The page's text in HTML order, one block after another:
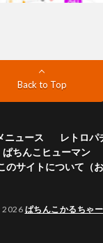
Back to Top
ニュース
レトロパ
ぱちんこヒューマン
のサイトについて（
2026 ぱちんこかるちゃ